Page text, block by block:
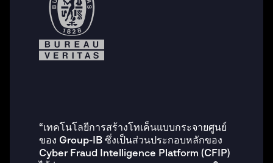
“เทคโนโลยีการสร้างโทเค็นแบบกระจายศูนย์
ของ Group-IB ซึ่งเป็นส่วนประกอบหลักของ
Cyber Fraud Intelligence Platform (CFIP)